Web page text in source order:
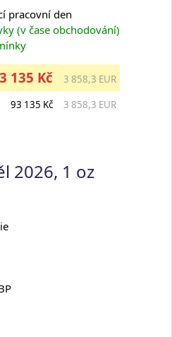
pracovní den
(v čase obchodování)
135 Kč
3 858,3 EUR
93 135 Kč 3 858,3 EUR
2026, 1 oz